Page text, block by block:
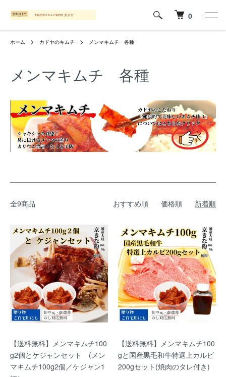
0
ホーム カドヤのキムチ メンマキムチ 各種
メンマキムチ 各種
全9商品 おすすめ順 価格順 新着順
【送料無料】メンマキムチ100
g2個とケジャンセット (メン
マキムチ100g2個／ケジャン1
【送料無料】メンマキムチ100
gと国産黒毛和牛特選上カルビ
200gセット(焼肉のタレ付き)